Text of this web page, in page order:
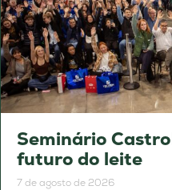
Seminário
futuro do leite
7 de agosto de 2026